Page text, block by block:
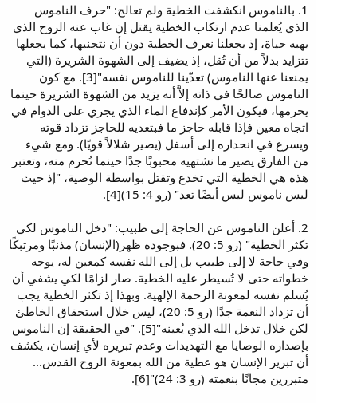
1. بالناموس انكشفت الخطية ولم تعالج: "حرف الناموس
الذي يُعلمنا عدم ارتكاب الخطية يقتل إن غاب عنه الروح الذي
يهبه حياة، إذ يجعلنا نعرف الخطية دون أن نتجنبها، كما يجعلها
تتزايد بدلاً من أن تُقل، إذ يضيف إلى الشهوة الشريرة (التي
يمنعنا عنها الناموس) تعدّينا للناموس نفسه"[3]. مع كون
الناموس صالحًا في ذاته إلاَّ أنه يزيد من الشهوة الشريرة حينما
يحرمها، فيكون الأمر كإندفاع الماء الذي يجري على الدوام في
اتجاه معين فإذا قابله حاجز ما فبتعديه للحاجز تزداد قوته
ويسرع في انحداره إلى أسفل (يصير شلالاً قويًا). ومع شيء
من الفارق يصير ما نشتهيه محبوبًا جدًا حينما نُحرم منه، وتعتبر
هذه هي الخطية التي تخدع وتقتل بواسطة الوصية، "إذ حيث
ليس ناموس ليس أيضًا تعد" (رو 4: 15)[4].
2. أعلن الناموس عن الحاجة إلى طبيب: "دخل الناموس لكي
تكثر الخطية" (رو 5: 20). فبوجوده ظهر(الإنسان) مذنبًا ومرتبكًا
وفي حاجة لا إلى طبيب بل إلى الله نفسه كمعين له، يوجه
خطواته حتى لا تُسيطر عليه الخطية. صار لزامًا لكي يشفي أن
يُسلم نفسه لمعونة الرحمة الإلهية. وبهذا إذ تكثر الخطية يجب
أن تزداد النعمة جدًا (رو 5: 20)، ليس خلال استحقاق الخاطئ
لكن خلال تدخل الله الذي يُعينه"[5]. "في الحقيقة إن الناموس
بإصداره الوصايا مع التهديدات وعدم تبريره لأي إنسان، يكشف
أن تبرير الإنسان هو عطية من الله بمعونة الروح القدس...
متبررين مجانًا بنعمته (رو 3: 24)"[6].